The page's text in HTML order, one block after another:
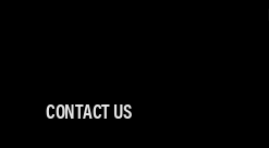
CONTACT US